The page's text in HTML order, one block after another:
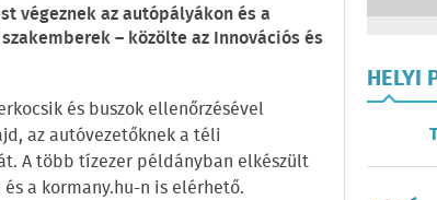
végeznek az autópályákon és a
– közölte az Innovációs és
és buszok ellenőrzésével
az autóvezetőknek a téli
A több tízezer példányban elkészült
a kormany.hu-n is elérhető.
HELYI